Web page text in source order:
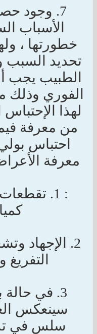
7. وجود
الأسباب
خطورتها ،
تحديد السبب
الطبيب يجب
الفوري
لهذا
من معرفة
احتباس
معرفة
: 1.
2. الإجهاد
3. في حالة
سينعكس
سلس في